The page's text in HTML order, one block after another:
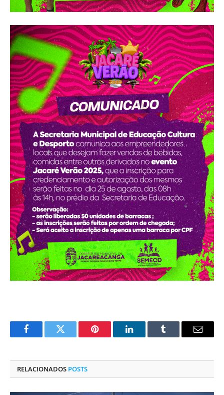
FacebookTwitter Pinterest O
Tumblr
E-
RELACIONADOS POSTS